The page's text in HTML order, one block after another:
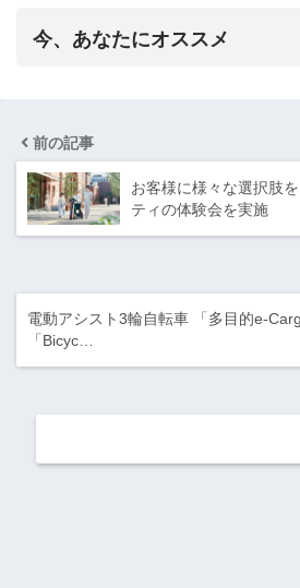
今、あなたにオススメ
前の記事
お客様に様々な選択肢
ティの体験会を実施
電動アシスト3輪自転車 「多目的e-
「Bicyc…